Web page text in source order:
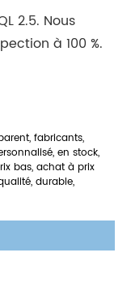
2.5. Nous
à 100 %.
fabricants,
en stock,
bas, achat à prix
durable,